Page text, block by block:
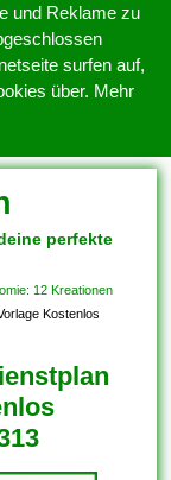
und Reklame zu
surfen auf,
über. Mehr
perfekte
12 Kreationen
Kostenlos